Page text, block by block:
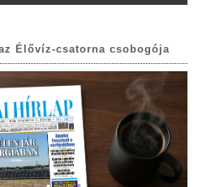
Élővíz-csatorna csobogója